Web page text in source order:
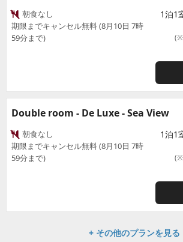
朝食なし
期限までキャンセル無料 (8月10日 7時
59分まで)
1泊1
(※
Double room - De Luxe - Sea View
朝食なし
期限までキャンセル無料 (8月10日 7時
59分まで)
1泊1
(※
+ その他のプランを見る